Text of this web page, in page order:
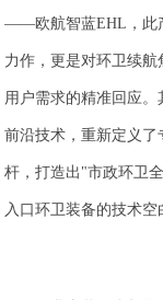
——欧航智蓝EHL，此
力作，更是对环卫续
用户需求的精准回应
前沿技术，重新定义
杆，打造出"市政环卫
入口环卫装备的技术空